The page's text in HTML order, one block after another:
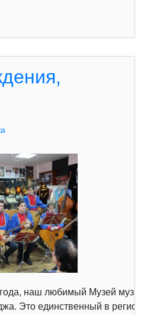
наш любимый Музей
Это единственный в